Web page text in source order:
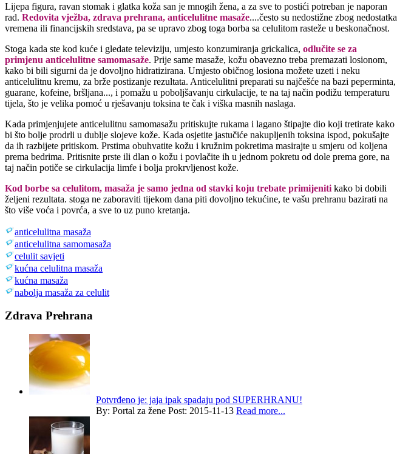
Lijepa figura, ravan stomak i glatka koža san je mnogih žena, a za sve to postići potreban je naporan
rad. Redovita vježba, zdrava prehrana, anticelulitne masaže....često su nedostižne zbog nedostatka
vremena ili financijskih sredstava, pa se upravo zbog toga borba sa celulitom rasteže u beskonačnost.
Stoga kada ste kod kuće i gledate televiziju, umjesto konzumiranja grickalica, odlučite se za
primjenu anticelulitne samomasaže. Prije same masaže, kožu obavezno treba premazati losionom,
kako bi bili sigurni da je dovoljno hidratizirana. Umjesto običnog losiona možete uzeti i neku
anticelulitnu kremu, za brže postizanje rezultata. Anticelulitni preparati su najčešće na bazi peperminta,
guarane, kofeine, bršljana..., i pomažu u poboljšavanju cirkulacije, te na taj način podižu temperaturu
tijela, što je velika pomoć u rješavanju toksina te čak i viška masnih naslaga.
Kada primjenjujete anticelulitnu samomasažu pritiskujte rukama i lagano štipajte dio koji tretirate kako
bi što bolje prodrli u dublje slojeve kože. Kada osjetite jastučiće nakupljenih toksina ispod, pokušajte
da ih razbijete pritiskom. Prstima obuhvatite kožu i kružnim pokretima masirajte u smjeru od koljena
prema bedrima. Pritisnite prste ili dlan o kožu i povlačite ih u jednom pokretu od dole prema gore, na
taj način potiče se cirkulacija limfe i bolja prokrvljenost kože.
Kod borbe sa celulitom, masaža je samo jedna od stavki koju trebate primijeniti kako bi dobili
željeni rezultata. stoga ne zaboraviti tijekom dana piti dovoljno tekućine, te vašu prehranu bazirati na
što više voća i povrća, a sve to uz puno kretanja.
anticelulitna masaža
anticelulitna samomasaža
celulit savjeti
kućna celulitna masaža
kućna masaža
nabolja masaža za celulit
Zdrava Prehrana
Potvrđeno je: jaja ipak spadaju pod SUPERHRANU!
By: Portal za žene Post: 2015-11-13 Read more...